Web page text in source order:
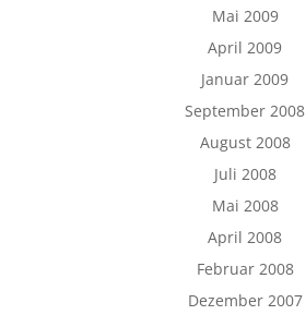
Mai 2009
April 2009
Januar 2009
September 2008
August 2008
Juli 2008
Mai 2008
April 2008
Februar 2008
Dezember 2007